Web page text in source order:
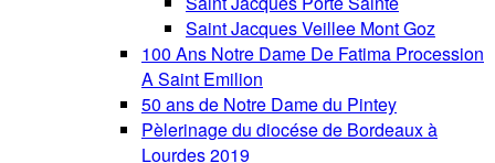
Saint Jacques Veillee Mont Goz
100 Ans Notre Dame De Fatima Procession
A Saint Emilion
50 ans de Notre Dame du Pintey
Pèlerinage du diocése de Bordeaux à
Lourdes 2019